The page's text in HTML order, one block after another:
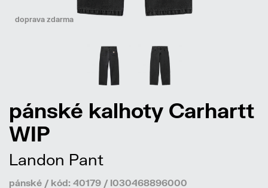
doprava zdarma
pánské kalhoty Carhartt
WIP
Landon Pant
pánské / kód: 40179 / I030468896000